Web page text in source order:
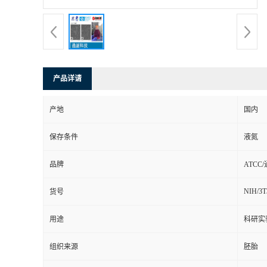
产品详请
产地 国内
保存条件 液氮
品牌 ATCC/
货号 NIH/
用途 科研实
组织来源 胚胎